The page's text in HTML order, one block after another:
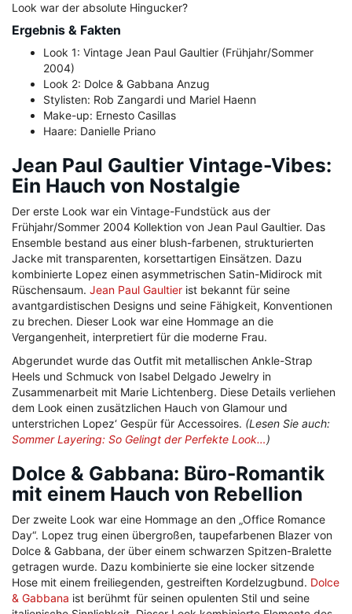
Look war der absolute Hingucker?
Ergebnis & Fakten
Look 1: Vintage Jean Paul Gaultier (Frühjahr/Sommer
2004)
Look 2: Dolce & Gabbana Anzug
Stylisten: Rob Zangardi und Mariel Haenn
Make-up: Ernesto Casillas
Haare: Danielle Priano
Jean Paul Gaultier Vintage-Vibes:
Ein Hauch von Nostalgie
Der erste Look war ein Vintage-Fundstück aus der
Frühjahr/Sommer 2004 Kollektion von Jean Paul Gaultier. Das
Ensemble bestand aus einer blush-farbenen, strukturierten
Jacke mit transparenten, korsettartigen Einsätzen. Dazu
kombinierte Lopez einen asymmetrischen Satin-Midirock mit
Rüschensaum. Jean Paul Gaultier ist bekannt für seine
avantgardistischen Designs und seine Fähigkeit, Konventionen
zu brechen. Dieser Look war eine Hommage an die
Vergangenheit, interpretiert für die moderne Frau.
Abgerundet wurde das Outfit mit metallischen Ankle-Strap
Heels und Schmuck von Isabel Delgado Jewelry in
Zusammenarbeit mit Marie Lichtenberg. Diese Details verliehen
dem Look einen zusätzlichen Hauch von Glamour und
unterstrichen Lopez‘ Gespür für Accessoires. (Lesen Sie auch:
Sommer Layering: So Gelingt der Perfekte Look…)
Dolce & Gabbana: Büro-Romantik
mit einem Hauch von Rebellion
Der zweite Look war eine Hommage an den „Office Romance
Day“. Lopez trug einen übergroßen, taupefarbenen Blazer von
Dolce & Gabbana, der über einem schwarzen Spitzen-Bralette
getragen wurde. Dazu kombinierte sie eine locker sitzende
Hose mit einem freiliegenden, gestreiften Kordelzugbund. Dolce
& Gabbana ist berühmt für seinen opulenten Stil und seine